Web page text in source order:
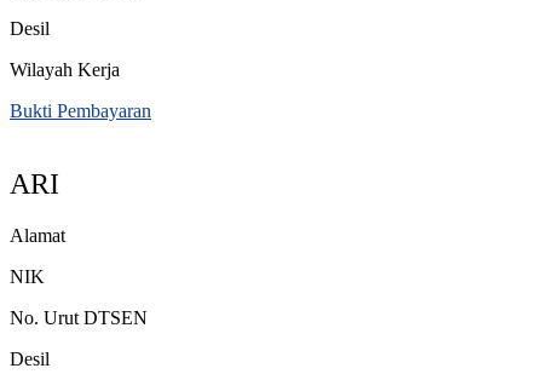
Desil
Wilayah Kerja
Bukti Pembayaran
ARI
Alamat
NIK
No. Urut DTSEN
Desil